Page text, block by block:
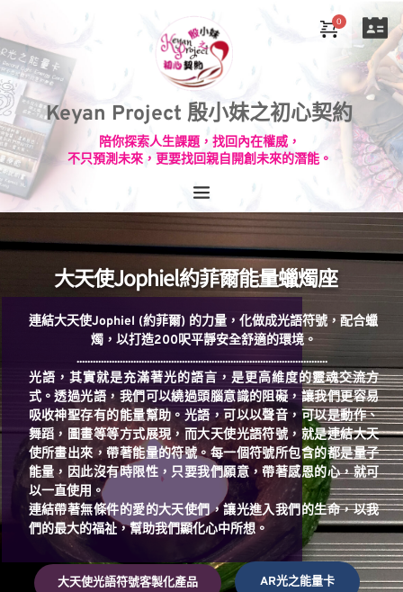
Keyan Project 殷小妹之初心契約
陪你探索人生課題，找回內在權威，
不只預測未來，更要找回親自開創未來的潛能。
大天使Jophiel約菲爾能量蠟燭座
連結大天使Jophiel (約菲爾) 的力量，化做成光語符號，配合蠟
燭，以打造200呎平靜安全舒適的環境。
.............................................................................................
光語，其實就是充滿著光的語言，是更高維度的靈魂交流方
式。透過光語，我們可以繞過頭腦意識的阻礙，讓我們更容易
吸收神聖存有的能量幫助。光語，可以以聲音，可以是動作、
舞蹈，圖畫等等方式展現，而大天使光語符號，就是連結大天
使所畫出來，帶著能量的符號。每一個符號所包含的都是量子
能量，因此沒有時限性，只要我們願意，帶著感恩的心，就可
以一直使用。
連結帶著無條件的愛的大天使們，讓光進入我們的生命，以我
們的最大的福祉，幫助我們顯化心中所想。
AR光之能量卡
​大天使光語符號客製化產品